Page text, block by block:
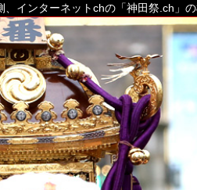
インターネットchの「神田祭.ch」の